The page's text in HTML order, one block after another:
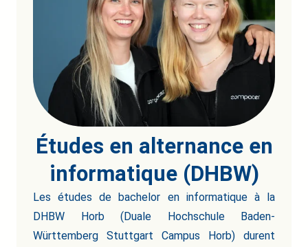
Études en alternance en
informatique (DHBW)
Les études de bachelor en informatique à la
DHBW Horb (Duale Hochschule Baden-
Württemberg Stuttgart Campus Horb) durent